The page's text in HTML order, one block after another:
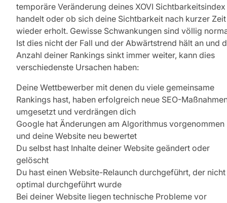
temporäre Veränderung deines XOVI Sichtbarkeitsindex
handelt oder ob sich deine Sichtbarkeit nach kurzer Zeit
wieder erholt. Gewisse Schwankungen sind völlig
Ist dies nicht der Fall und der Abwärtstrend hält an und
Anzahl deiner Rankings sinkt immer weiter, kann dies
verschiedenste Ursachen haben:
Deine Wettbewerber mit denen du viele gemeinsame
Rankings hast, haben erfolgreich neue SEO-
umgesetzt und verdrängen dich
Google hat Änderungen am Algorithmus vorgenommen
und deine Website neu bewertet
Du selbst hast Inhalte deiner Website geändert oder
gelöscht
Du hast einen Website-Relaunch durchgeführt, der nicht
optimal durchgeführt wurde
Bei deiner Website liegen technische Probleme vor